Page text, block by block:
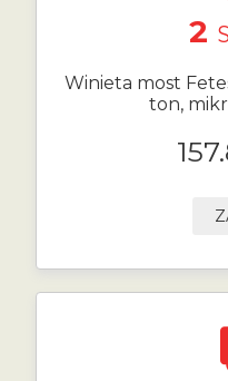
2
Winieta most
ton,